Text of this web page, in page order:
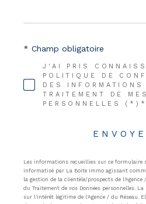
J'AI PRIS
POLITIQUE DE
DES
TRAITEMENT DE
PERSONNELLES (*)*
* Champ obligatoire
Les informations recueillies sur ce formulaire
informatisé par La Boite Immo agissant
la gestion de la clientèle/prospects de
du Traitement de vos Données personnelles.
sur l'intérêt légitime de l'Agence / du Réseau.